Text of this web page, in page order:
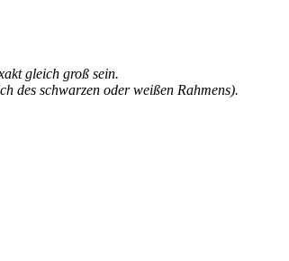
gleich groß sein.
des schwarzen oder weißen Rahmens).